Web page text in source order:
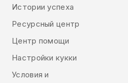
Истории успеха
Ресурсный центр
Центр помощи
Настройки кукки
Условия и